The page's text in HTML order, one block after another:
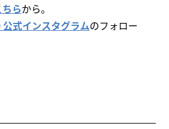
ちらから。
公式インスタグラムのフォロー